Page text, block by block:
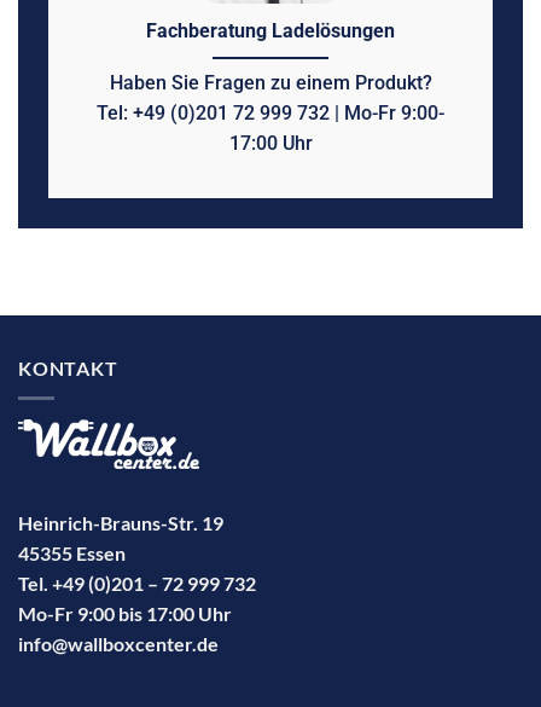
Fachberatung Ladelösungen
Haben Sie Fragen zu einem Produkt?
Tel: +49 (0)201 72 999 732 | Mo-Fr 9:00-
17:00 Uhr
KONTAKT
Heinrich-Brauns-Str. 19
45355 Essen
Tel. +49 (0)201 – 72 999 732
Mo-Fr 9:00 bis 17:00 Uhr
info@wallboxcenter.de